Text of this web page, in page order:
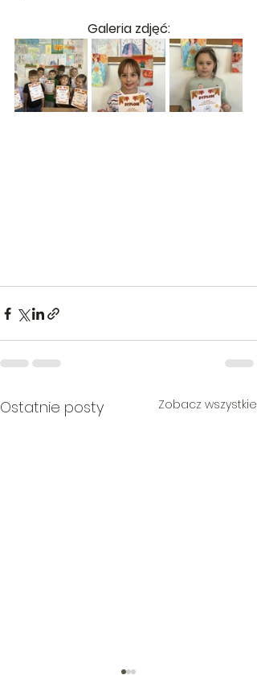
Galeria zdjęć:
Ostatnie posty Zobacz wszystkie